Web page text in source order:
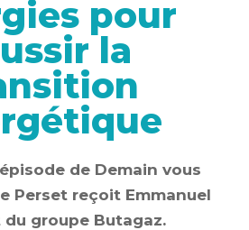
pour
la
de Demain vous
Perset reçoit Emmanuel
groupe Butagaz.